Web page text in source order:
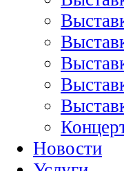
Новости